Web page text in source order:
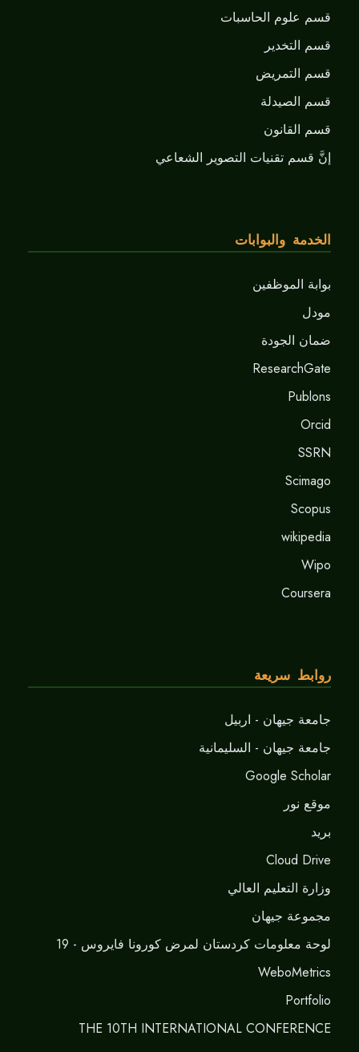
قسم علوم الحاسبات
قسم التخدير
قسم التمريض
قسم الصيدلة
قسم القانون
إنَّ قسم تقنيات التصوير الشعاعي
الخدمة والبوابات
بوابة الموظفين
مودل
ضمان الجودة
ResearchGate
Publons
Orcid
SSRN
Scimago
Scopus
wikipedia
Wipo
Coursera
روابط سريعة
جامعة جيهان - اربيل
جامعة جيهان - السليمانية
Google Scholar
موقع نور
برید
Cloud Drive
وزارة التعليم العالي
مجموعة جيهان
لوحة معلومات كردستان لمرض كورونا فايروس - 19
WeboMetrics
Portfolio
THE 10TH INTERNATIONAL CONFERENCE